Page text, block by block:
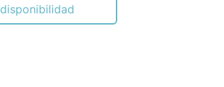
disponibilidad